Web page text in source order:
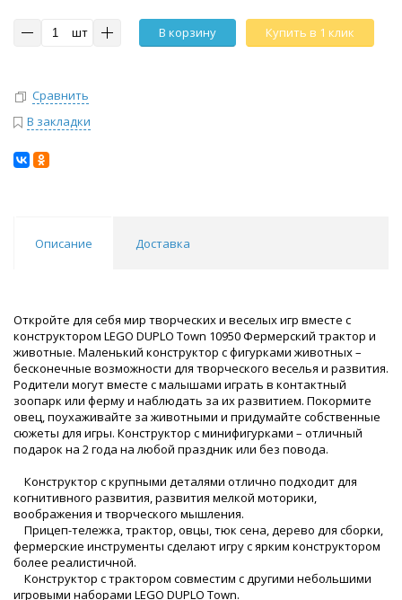
шт В корзину Купить в 1 клик
Сравнить
В закладки
Описание Доставка
Откройте для себя мир творческих и веселых игр вместе с
конструктором LEGO DUPLO Town 10950 Фермерский трактор и
животные. Маленький конструктор с фигурками животных –
бесконечные возможности для творческого веселья и развития.
Родители могут вместе с малышами играть в контактный
зоопарк или ферму и наблюдать за их развитием. Покормите
овец, поухаживайте за животными и придумайте собственные
сюжеты для игры. Конструктор с минифигурками – отличный
подарок на 2 года на любой праздник или без повода.
Конструктор с крупными деталями отлично подходит для
когнитивного развития, развития мелкой моторики,
воображения и творческого мышления.
Прицеп-тележка, трактор, овцы, тюк сена, дерево для сборки,
фермерские инструменты сделают игру с ярким конструктором
более реалистичной.
Конструктор с трактором совместим с другими небольшими
игровыми наборами LEGO DUPLO Town.